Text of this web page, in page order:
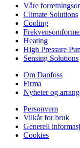
Våre
Climate Solutions
Cooling
Heating
High Pressure
Sensing Solutions
Om Danfoss
Firma
Nyheter og
Personvern
Vilkår for bruk
Generell
Cookies